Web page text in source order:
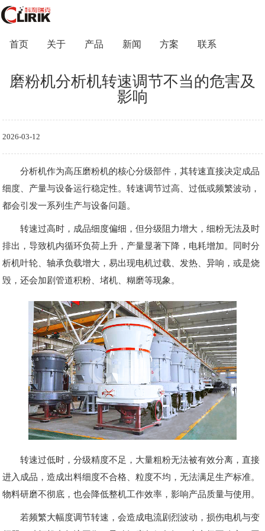
首页 关于 产品 新闻 方案 联系
磨粉机分析机转速调节不当的危害及
影响
2026-03-12
分析机作为高压磨粉机的核心分级部件，其转速直接决定成品
细度、产量与设备运行稳定性。转速调节过高、过低或频繁波动，
都会引发一系列生产与设备问题。
转速过高时，成品细度偏细，但分级阻力增大，细粉无法及时
排出，导致机内循环负荷上升，产量显著下降，电耗增加。同时分
析机叶轮、轴承负载增大，易出现电机过载、发热、异响，或是烧
毁，还会加剧管道积粉、堵机、糊磨等现象。
转速过低时，分级精度不足，大量粗粉无法被有效分离，直接
进入成品，造成出料细度不合格、粒度不均，无法满足生产标准。
物料研磨不彻底，也会降低整机工作效率，影响产品质量与使用。
若频繁大幅度调节转速，会造成电流剧烈波动，损伤电机与变